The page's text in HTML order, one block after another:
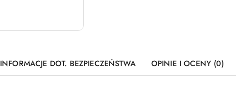
INFORMACJE DOT. BEZPIECZEŃSTWA OPINIE I OCENY (0)